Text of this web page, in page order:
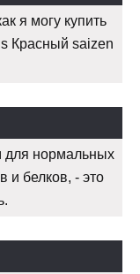
я могу купить
Красный saizen
для нормальных
и белков, - это